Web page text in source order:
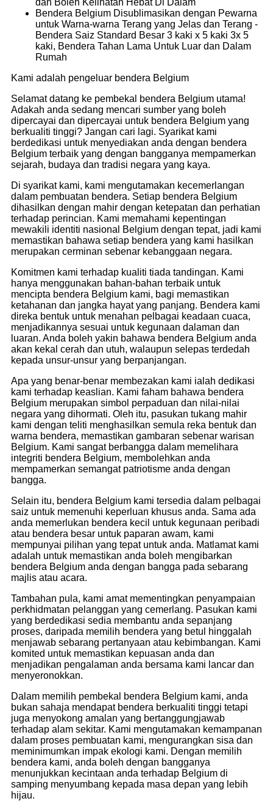
Bendera Belgium Disublimasikan dengan Pewarna
untuk Warna-warna Terang yang Jelas dan Terang -
Bendera Saiz Standard Besar 3 kaki x 5 kaki 3x 5
kaki, Bendera Tahan Lama Untuk Luar dan Dalam
Rumah
Kami adalah pengeluar bendera Belgium
Selamat datang ke pembekal bendera Belgium utama!
Adakah anda sedang mencari sumber yang boleh
dipercayai dan dipercayai untuk bendera Belgium yang
berkualiti tinggi? Jangan cari lagi. Syarikat kami
berdedikasi untuk menyediakan anda dengan bendera
Belgium terbaik yang dengan bangganya mempamerkan
sejarah, budaya dan tradisi negara yang kaya.
Di syarikat kami, kami mengutamakan kecemerlangan
dalam pembuatan bendera. Setiap bendera Belgium
dihasilkan dengan mahir dengan ketepatan dan perhatian
terhadap perincian. Kami memahami kepentingan
mewakili identiti nasional Belgium dengan tepat, jadi kami
memastikan bahawa setiap bendera yang kami hasilkan
merupakan cerminan sebenar kebanggaan negara.
Komitmen kami terhadap kualiti tiada tandingan. Kami
hanya menggunakan bahan-bahan terbaik untuk
mencipta bendera Belgium kami, bagi memastikan
ketahanan dan jangka hayat yang panjang. Bendera kami
direka bentuk untuk menahan pelbagai keadaan cuaca,
menjadikannya sesuai untuk kegunaan dalaman dan
luaran. Anda boleh yakin bahawa bendera Belgium anda
akan kekal cerah dan utuh, walaupun selepas terdedah
kepada unsur-unsur yang berpanjangan.
Apa yang benar-benar membezakan kami ialah dedikasi
kami terhadap keaslian. Kami faham bahawa bendera
Belgium merupakan simbol perpaduan dan nilai-nilai
negara yang dihormati. Oleh itu, pasukan tukang mahir
kami dengan teliti menghasilkan semula reka bentuk dan
warna bendera, memastikan gambaran sebenar warisan
Belgium. Kami sangat berbangga dalam memelihara
integriti bendera Belgium, membolehkan anda
mempamerkan semangat patriotisme anda dengan
bangga.
Selain itu, bendera Belgium kami tersedia dalam pelbagai
saiz untuk memenuhi keperluan khusus anda. Sama ada
anda memerlukan bendera kecil untuk kegunaan peribadi
atau bendera besar untuk paparan awam, kami
mempunyai pilihan yang tepat untuk anda. Matlamat kami
adalah untuk memastikan anda boleh mengibarkan
bendera Belgium anda dengan bangga pada sebarang
majlis atau acara.
Tambahan pula, kami amat mementingkan penyampaian
perkhidmatan pelanggan yang cemerlang. Pasukan kami
yang berdedikasi sedia membantu anda sepanjang
proses, daripada memilih bendera yang betul hinggalah
menjawab sebarang pertanyaan atau kebimbangan. Kami
komited untuk memastikan kepuasan anda dan
menjadikan pengalaman anda bersama kami lancar dan
menyeronokkan.
Dalam memilih pembekal bendera Belgium kami, anda
bukan sahaja mendapat bendera berkualiti tinggi tetapi
juga menyokong amalan yang bertanggungjawab
terhadap alam sekitar. Kami mengutamakan kemampanan
dalam proses pembuatan kami, mengurangkan sisa dan
meminimumkan impak ekologi kami. Dengan memilih
bendera kami, anda boleh dengan bangganya
menunjukkan kecintaan anda terhadap Belgium di
samping menyumbang kepada masa depan yang lebih
hijau.